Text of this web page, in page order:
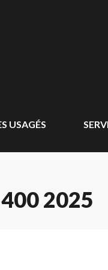
USAGÉS
2025